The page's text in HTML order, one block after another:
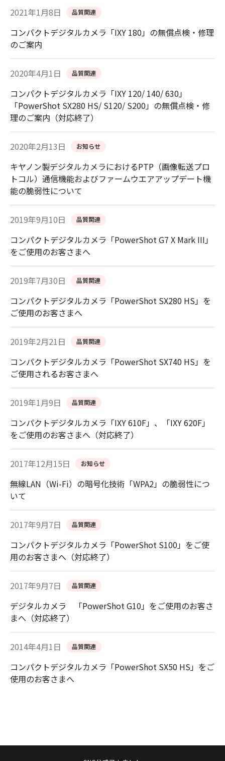
2021年1月8日 品質関連
コンパクトデジタルカメラ「IXY 180」の無償点検・修理
のご案内
2020年4月1日 品質関連
コンパクトデジタルカメラ「IXY 120/ 140/ 630」
「PowerShot SX280 HS/ S120/ S200」の無償点検・修
理のご案内（対応終了）
2020年2月13日 お知らせ
キヤノン製デジタルカメラにおけるPTP（画像転送プロ
トコル）通信機能およびファームウエアアップデート機
能の脆弱性について
2019年9月10日 品質関連
コンパクトデジタルカメラ「PowerShot G7 X Mark III」
をご使用のお客さまへ
2019年7月30日 品質関連
コンパクトデジタルカメラ「PowerShot SX280 HS」を
ご使用のお客さまへ
2019年2月21日 品質関連
コンパクトデジタルカメラ「PowerShot SX740 HS」を
ご使用されるお客さまへ
2019年1月9日 品質関連
コンパクトデジタルカメラ「IXY 610F」、「IXY 620F」
をご使用のお客さまへ（対応終了）
2017年12月15日 お知らせ
無線LAN（Wi-Fi）の暗号化技術「WPA2」の脆弱性につ
いて
2017年9月7日 品質関連
コンパクトデジタルカメラ「PowerShot S100」をご使
用のお客さまへ（対応終了）
2017年9月7日 品質関連
デジタルカメラ 「PowerShot G10」をご使用のお客さ
まへ（対応終了）
2014年4月1日 品質関連
コンパクトデジタルカメラ「PowerShot SX50 HS」をご
使用のお客さまへ